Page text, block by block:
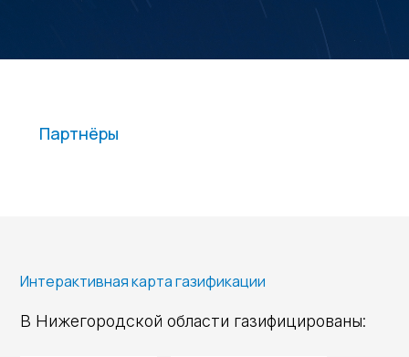
Партнёры
Интерактивная карта газификации
В Нижегородской области газифицированы: